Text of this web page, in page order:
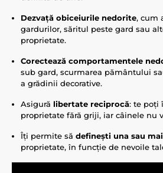
Dezvață obiceiurile nedorite, cum
gardurilor, săritul peste gard sau
proprietate.
Corectează comportamentele
sub gard, scurmarea pământului
a grădinii decorative.
Asigură libertate reciprocă: te poți
proprietate fără griji, iar câinele nu
Îți permite să definești una sau
proprietate, în funcție de nevoile